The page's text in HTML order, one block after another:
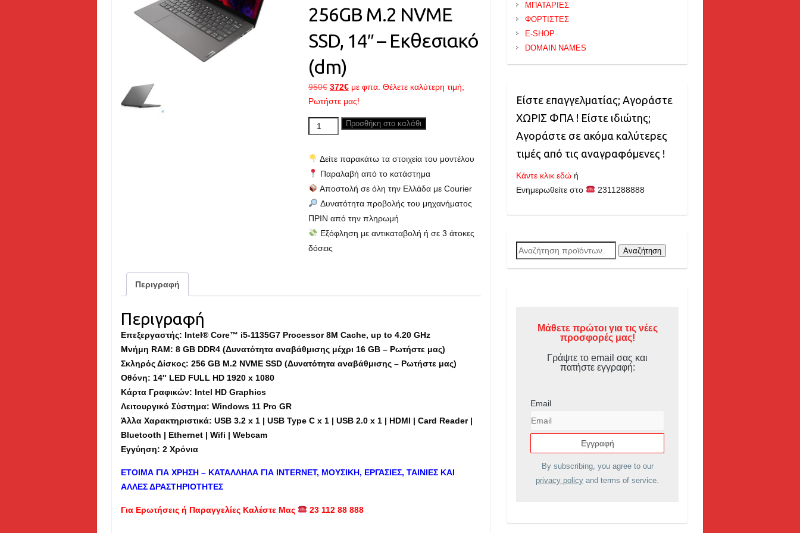
256GB M.2 NVME
SSD, 14″ – Εκθεσιακό
(dm)
950€ Original
price
950€.
372€Η
τρέχουσα
είναι:
με φπα. Θέλετε καλύτερη τιμή;
Ρωτήστε μας!
LENOVO
V14
G2
i5
up
to
4.20GHz,
8GB
M.2
14"
-
Εκθεσιακό
Προσθήκη στο καλάθι
Δείτε παρακάτω τα στοιχεία του μοντέλου
Παραλαβή από το κατάστημα
Αποστολή σε όλη την Ελλάδα με Courier
Δυνατότητα προβολής του μηχανήματος
ΠΡΙΝ από την πληρωμή
Εξόφληση με αντικαταβολή ή σε 3 άτοκες
δόσεις
Περιγραφή
Περιγραφή
Επεξεργαστής: Intel® Core™ i5-1135G7 Processor 8M Cache, up to 4.20 GHz
Μνήμη RAM: 8 GB DDR4 (Δυνατότητα αναβάθμισης μέχρι 16 GB – Ρωτήστε μας)
Σκληρός Δίσκος: 256 GB M.2 NVME SSD (Δυνατότητα αναβάθμισης – Ρωτήστε μας)
Οθόνη: 14″ LED FULL HD 1920 x 1080
Κάρτα Γραφικών: Intel HD Graphics
Λειτουργικό Σύστημα: Windows 11 Pro GR
Άλλα Χαρακτηριστικά: USB 3.2 x 1 | USB Type C x 1 | USB 2.0 x 1 | HDMI | Card Reader |
Bluetooth | Ethernet | Wifi | Webcam
Εγγύηση: 2 Χρόνια
ΕΤΟΙΜΑ ΓΙΑ ΧΡΗΣΗ – ΚΑΤΑΛΛΗΛΑ ΓΙΑ INTERNET, ΜΟΥΣΙΚΗ, ΕΡΓΑΣΙΕΣ, ΤΑΙΝΙΕΣ ΚΑΙ
ΑΛΛΕΣ ΔΡΑΣΤΗΡΙΟΤΗΤΕΣ
Για Ερωτήσεις ή Παραγγελίες Καλέστε Μας 23 112 88 888
ΜΠΑΤΑΡΙΕΣ
ΦΟΡΤΙΣΤΕΣ
E-SHOP
DOMAIN NAMES
Είστε επαγγελματίας; Αγοράστε
ΧΩΡΙΣ ΦΠΑ ! Είστε ιδιώτης;
Αγοράστε σε ακόμα καλύτερες
τιμές από τις αναγραφόμενες !
Κάντε κλικ εδώ ή
Ενημερωθείτε στο
2311288888
Αναζήτηση
για:
Αναζήτηση
Μάθετε πρώτοι για τις νέες
προσφορές μας!
Γράψτε το email σας και
πατήστε εγγραφή:
Email
By subscribing, you agree to our
privacy policy and terms of service.